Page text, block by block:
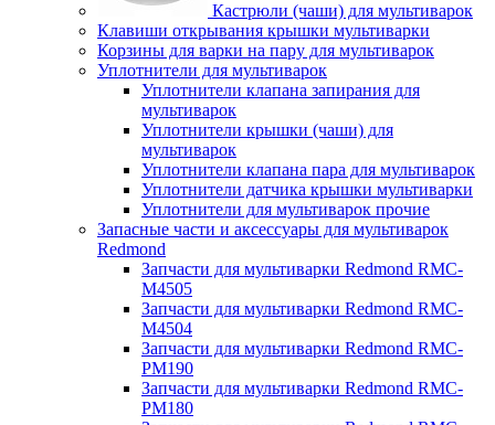
Кастрюли (чаши) для мультиварок
Клавиши открывания крышки мультиварки
Корзины для варки на пару для мультиварок
Уплотнители для мультиварок
Уплотнители клапана запирания для
мультиварок
Уплотнители крышки (чаши) для
мультиварок
Уплотнители клапана пара для мультиварок
Уплотнители датчика крышки мультиварки
Уплотнители для мультиварок прочие
Запасные части и аксессуары для мультиварок
Redmond
Запчасти для мультиварки Redmond RMC-
M4505
Запчасти для мультиварки Redmond RMC-
M4504
Запчасти для мультиварки Redmond RMC-
PM190
Запчасти для мультиварки Redmond RMC-
PM180